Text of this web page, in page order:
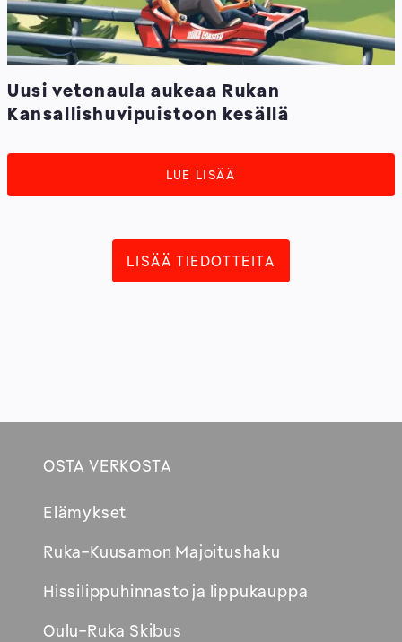
Uusi vetonaula aukeaa Rukan
Kansallishuvipuistoon kesällä
LUE LISÄÄ
LISÄÄ TIEDOTTEITA
OSTA VERKOSTA
Elämykset
Ruka-Kuusamon Majoitushaku
ikkunaan
Hissilippuhinnasto ja lippukauppa
Oulu-Ruka Skibus